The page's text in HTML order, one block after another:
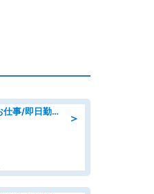
＞
経理/病院での経理事務のお仕事/即日勤務可/車通勤可/経理/一般事務